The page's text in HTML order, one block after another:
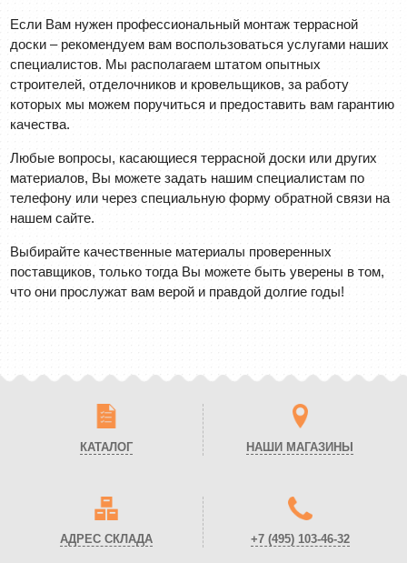
Если Вам нужен профессиональный монтаж террасной
доски – рекомендуем вам воспользоваться услугами наших
специалистов. Мы располагаем штатом опытных
строителей, отделочников и кровельщиков, за работу
которых мы можем поручиться и предоставить вам гарантию
качества.
Любые вопросы, касающиеся террасной доски или других
материалов, Вы можете задать нашим специалистам по
телефону или через специальную форму обратной связи на
нашем сайте.
Выбирайте качественные материалы проверенных
поставщиков, только тогда Вы можете быть уверены в том,
что они прослужат вам верой и правдой долгие годы!
КАТАЛОГ НАШИ МАГАЗИНЫ
АДРЕС СКЛАДА +7 (495)103-46-32